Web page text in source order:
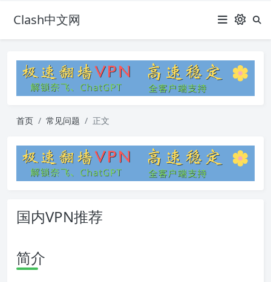
Clash中文网
首页 常见问题 正文
国内VPN推荐
简介